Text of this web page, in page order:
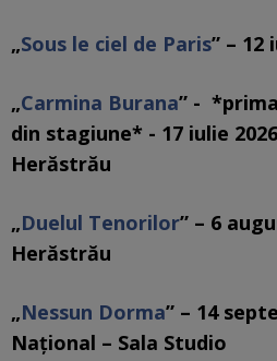
„Sous le ciel de Paris” – 12
„Carmina Burana” -
din stagiune* - 17 iulie
Herăstrău
„Duelul Tenorilor” – 6
Herăstrău
„Nessun Dorma” – 14
Naţional – Sala Studio